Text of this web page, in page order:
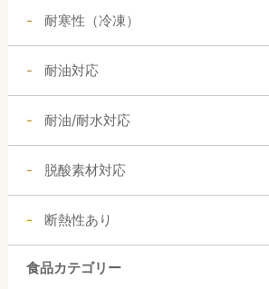
耐寒性（冷凍）
耐油対応
耐油/耐水対応
脱酸素材対応
断熱性あり
食品カテゴリー